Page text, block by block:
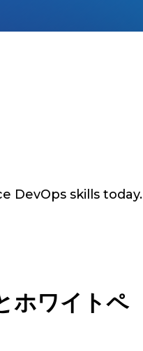
DevOps skills today.
ホワイトペ